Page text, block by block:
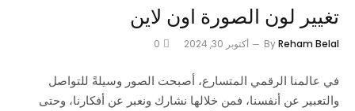
تغيير لون الصورة اون لاين
ByReham Belal أكتوبر 30, 2024 0
في عالمنا الرقمي المتسارع، أصبحت الصور وسيلةً للتواصل
والتعبير عن أنفسنا، فمن خلالها نشارك ونعبر عن أفكارنا، وحتى